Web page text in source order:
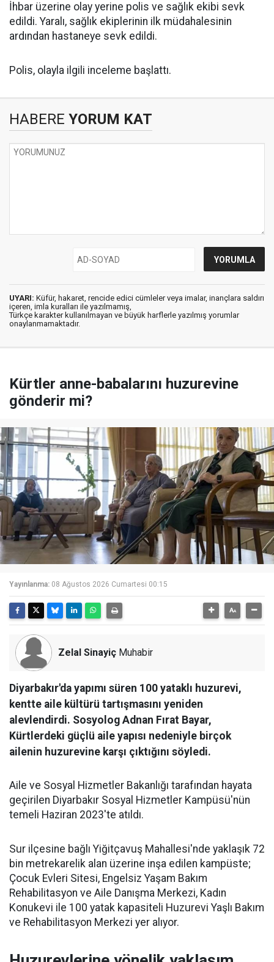
İhbar üzerine olay yerine polis ve sağlık ekibi sevk
edildi. Yaralı, sağlık ekiplerinin ilk müdahalesinin
ardından hastaneye sevk edildi.
Polis, olayla ilgili inceleme başlattı.
HABERE YORUM KAT
UYARI: Küfür, hakaret, rencide edici cümleler veya imalar, inançlara saldırı
içeren, imla kuralları ile yazılmamış,
Türkçe karakter kullanılmayan ve büyük harflerle yazılmış yorumlar
onaylanmamaktadır.
Kürtler anne-babalarını huzurevine
gönderir mi?
Yayınlanma: 08 Ağustos 2026 Cumartesi 00:15
Zelal Sinayiç Muhabir
Diyarbakır'da yapımı süren 100 yataklı huzurevi,
kentte aile kültürü tartışmasını yeniden
alevlendirdi. Sosyolog Adnan Fırat Bayar,
Kürtlerdeki güçlü aile yapısı nedeniyle birçok
ailenin huzurevine karşı çıktığını söyledi.
Aile ve Sosyal Hizmetler Bakanlığı tarafından hayata
geçirilen Diyarbakır Sosyal Hizmetler Kampüsü'nün
temeli Haziran 2023'te atıldı.
Sur ilçesine bağlı Yiğitçavuş Mahallesi'nde yaklaşık 72
bin metrekarelik alan üzerine inşa edilen kampüste;
Çocuk Evleri Sitesi, Engelsiz Yaşam Bakım
Rehabilitasyon ve Aile Danışma Merkezi, Kadın
Konukevi ile 100 yatak kapasiteli Huzurevi Yaşlı Bakım
ve Rehabilitasyon Merkezi yer alıyor.